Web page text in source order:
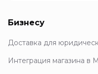
Бизнесу
Доставка для
Интеграция магазина в